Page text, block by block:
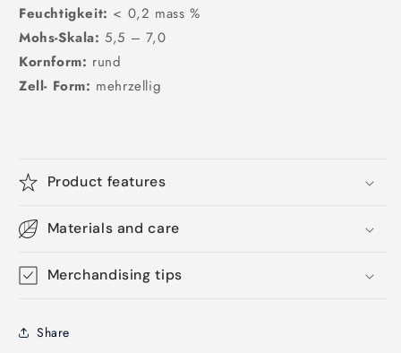
Feuchtigkeit: < 0,2 mass %
Mohs-Skala: 5,5 – 7,0
Kornform: rund
Zell- Form: mehrzellig
Product features
Materials and care
Merchandising tips
Share